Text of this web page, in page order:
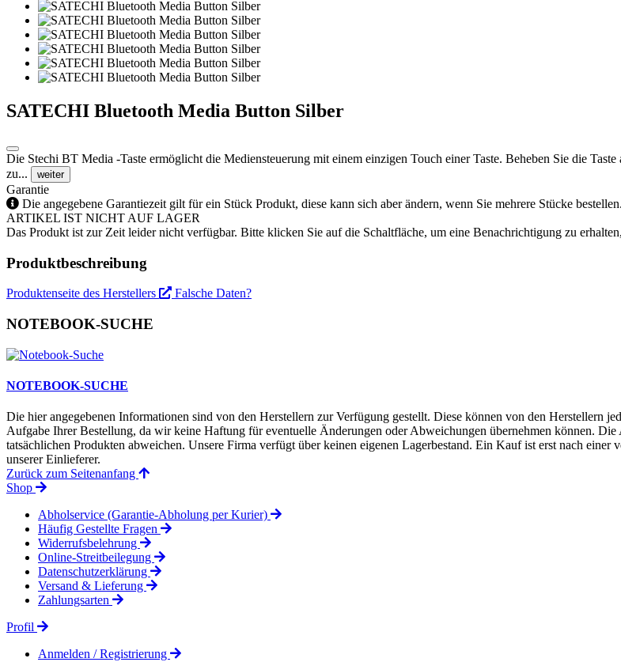
SATECHI Bluetooth Media Button Silber
Die Stechi BT Media -Taste ermöglicht die Mediensteuerung mit einem einzigen Touch einer Taste. Beheben Sie die
zu...
weiter
Garantie
Die angegebene Garantiezeit gilt für ein Stück Produkt, diese kann sich aber ändern, wenn Sie mehrere Stücke bestellen.
ARTIKEL IST NICHT AUF LAGER
Das Produkt ist zur Zeit leider nicht verfügbar. Bitte klicken Sie auf die Schaltfläche, um eine Benachrichtigung zu
Produktbeschreibung
Produktenseite des Herstellers Falsche Daten?
NOTEBOOK-SUCHE
NOTEBOOK-SUCHE
Die hier angegebenen Informationen sind von den Herstellern zur Verfügung gestellt. Diese können von den Herstellern
Aufgabe Ihrer Bestellung, da wir keine Haftung für eventuelle Änderungen oder Abweichungen übernehmen können.
tatsächlichen Produkten abweichen. Unsere Firma verfügt über keinen eigenen Lagerbestand. Ein Kauf ist erst nach
unserer Einlieferer.
Zurück zum Seitenanfang
Shop
Abholservice (Garantie-Abholung per Kurier)
Häufig Gestellte Fragen
Widerrufsbelehrung
Online-Streitbeilegung
Datenschutzerklärung
Versand & Lieferung
Zahlungsarten
Profil
Anmelden / Registrierung